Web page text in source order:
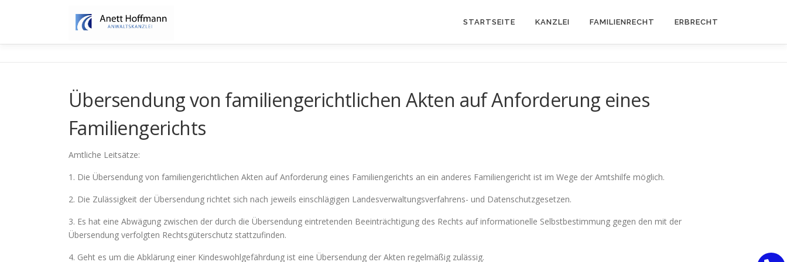
STARTSEITE KANZLEI FAMILIENRECHT ERBRECHT
Übersendung von familiengerichtlichen Akten auf Anforderung eines
Familiengerichts
Amtliche Leitsätze:
1. Die Übersendung von familiengerichtlichen Akten auf Anforderung eines Familiengerichts an ein anderes Familiengericht ist im Wege der Amtshilfe möglich.
2. Die Zulässigkeit der Übersendung richtet sich nach jeweils einschlägigen Landesverwaltungsverfahrens- und Datenschutzgesetzen.
3. Es hat eine Abwägung zwischen der durch die Übersendung eintretenden Beeinträchtigung des Rechts auf informationelle Selbstbestimmung gegen den mit der
Übersendung verfolgten Rechtsgüterschutz stattzufinden.
4. Geht es um die Abklärung einer Kindeswohlgefährdung ist eine Übersendung der Akten regelmäßig zulässig.